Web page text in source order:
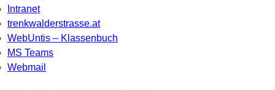
Intranet
trenkwalderstrasse.at
WebUntis – Klassenbuch
MS Teams
Webmail